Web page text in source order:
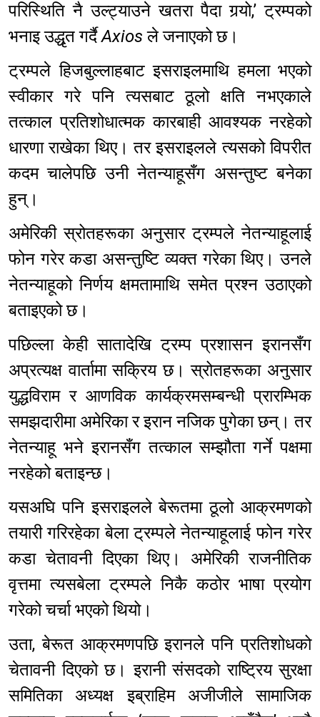
परिस्थिति नै उल्ट्याउने खतरा पैदा गर्‍यो,’ ट्रम्पको
भनाइ उद्धृत गर्दैAxios ले जनाएको छ।
ट्रम्पले हिजबुल्लाहबाट इसराइलमाथि हमला भएको
स्वीकार गरे पनि त्यसबाट ठूलो क्षति नभएकाले
तत्काल प्रतिशोधात्मक कारबाही आवश्यक नरहेको
धारणा राखेका थिए। तर इसराइलले त्यसको विपरीत
कदम चालेपछि उनी नेतन्याहूसँग असन्तुष्ट बनेका
हुन्।
अमेरिकी स्रोतहरूका अनुसार ट्रम्पले नेतन्याहूलाई
फोन गरेर कडा असन्तुष्टि व्यक्त गरेका थिए। उनले
नेतन्याहूको निर्णय क्षमतामाथि समेत प्रश्न उठाएको
बताइएको छ।
पछिल्ला केही सातादेखि ट्रम्प प्रशासन इरानसँग
अप्रत्यक्ष वार्तामा सक्रिय छ। स्रोतहरूका अनुसार
युद्धविराम र आणविक कार्यक्रमसम्बन्धी प्रारम्भिक
समझदारीमा अमेरिका र इरान नजिक पुगेका छन्। तर
नेतन्याहू भने इरानसँग तत्काल सम्झौता गर्ने पक्षमा
नरहेको बताइन्छ।
यसअघि पनि इसराइलले बेरूतमा ठूलो आक्रमणको
तयारी गरिरहेका बेला ट्रम्पले नेतन्याहूलाई फोन गरेर
कडा चेतावनी दिएका थिए। अमेरिकी राजनीतिक
वृत्तमा त्यसबेला ट्रम्पले निकै कठोर भाषा प्रयोग
गरेको चर्चा भएको थियो।
उता, बेरूत आक्रमणपछि इरानले पनि प्रतिशोधको
चेतावनी दिएको छ। इरानी संसदको राष्ट्रिय सुरक्षा
समितिका अध्यक्ष इब्राहिम अजीजीले सामाजिक